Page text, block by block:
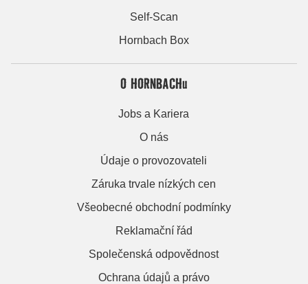
Self-Scan
Hornbach Box
O HORNBACHu
Jobs a Kariera
O nás
Údaje o provozovateli
Záruka trvale nízkých cen
Všeobecné obchodní podmínky
Reklamační řád
Společenská odpovědnost
Ochrana údajů a právo